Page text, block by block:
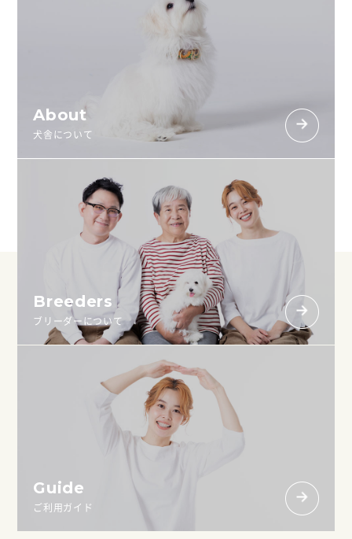
About
犬舎について
Breeders
ブリーダーについて
Guide
ご利用ガイド